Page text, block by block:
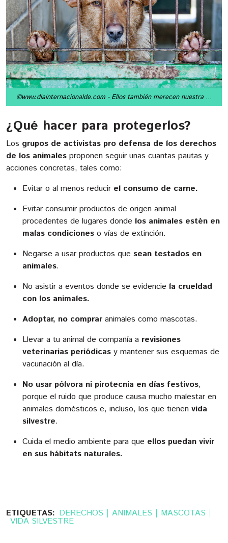
©www.diainternacionalde.com - Ellos también merecen nuestra bondad, cuidados y respeto.
¿Qué hacer para protegerlos?
Los grupos de activistas pro defensa de los derechos
de los animales proponen seguir unas cuantas pautas y
acciones concretas, tales como:
Evitar o al menos reducir el consumo de carne.
Evitar consumir productos de origen animal
procedentes de lugares donde los animales estén en
malas condiciones o vías de extinción.
Negarse a usar productos que sean testados en
animales.
No asistir a eventos donde se evidencie la crueldad
con los animales.
Adoptar, no comprar animales como mascotas.
Llevar a tu animal de compañía a revisiones
veterinarias periódicas y mantener sus esquemas de
vacunación al día.
No usar pólvora ni pirotecnia en días festivos,
porque el ruido que produce causa mucho malestar en
animales domésticos e, incluso, los que tienen vida
silvestre.
Cuida el medio ambiente para que ellos puedan vivir
en sus hábitats naturales.
ETIQUETAS: DERECHOS ANIMALES MASCOTAS
VIDA SILVESTRE